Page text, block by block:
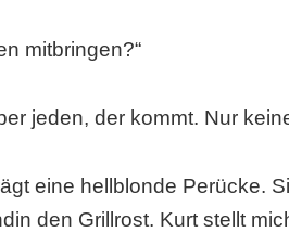
mitbringen?“
jeden, der kommt. Nur
eine hellblonde Perücke.
den Grillrost. Kurt stellt